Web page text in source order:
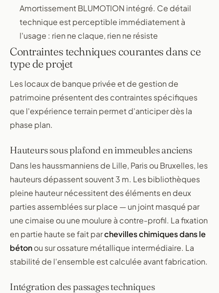
Amortissement BLUMOTION intégré. Ce détail
technique est perceptible immédiatement à
l'usage : rien ne claque, rien ne résiste
Contraintes techniques courantes dans ce
type de projet
Les locaux de banque privée et de gestion de
patrimoine présentent des contraintes spécifiques
que l'expérience terrain permet d'anticiper dès la
phase plan.
Hauteurs sous plafond en immeubles anciens
Dans les haussmanniens de Lille, Paris ou Bruxelles, les
hauteurs dépassent souvent 3 m. Les bibliothèques
pleine hauteur nécessitent des éléments en deux
parties assemblées sur place — un joint masqué par
une cimaise ou une moulure à contre-profil. La fixation
en partie haute se fait parchevilles chimiques dans le
bétonou sur ossature métallique intermédiaire. La
stabilité de l'ensemble est calculée avant fabrication.
Intégration des passages techniques